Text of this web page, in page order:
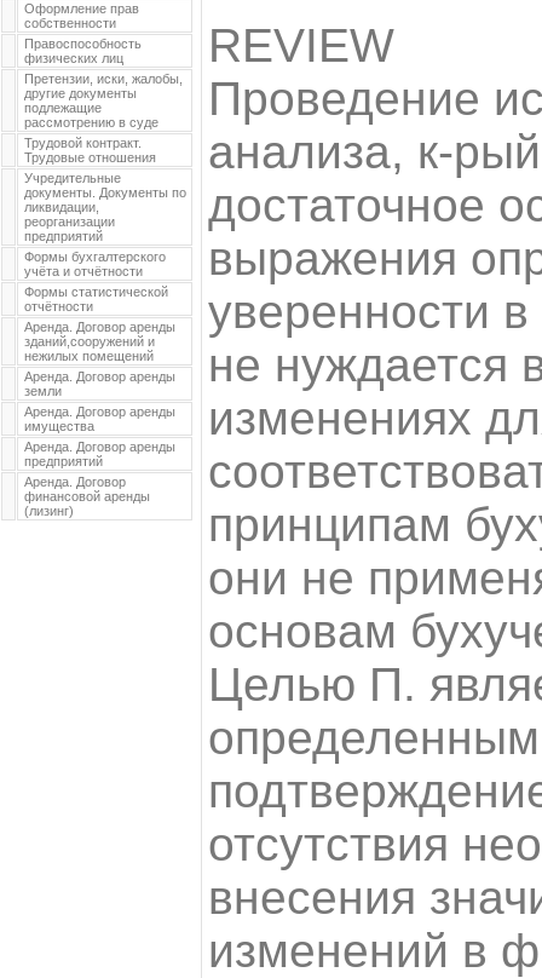
Оформление прав
собственности
Правоспособность
физических лиц
Претензии, иски, жалобы,
другие документы
подлежащие
рассмотрению в суде
Трудовой контракт.
Трудовые отношения
Учредительные
документы. Документы по
ликвидации,
реорганизации
предприятий
Формы бухгалтерского
учёта и отчётности
Формы статистической
отчётности
Аренда. Договор аренды
зданий,сооружений и
нежилых помещений
Аренда. Договор аренды
земли
Аренда. Договор аренды
имущества
Аренда. Договор аренды
предприятий
Аренда. Договор
финансовой аренды
(лизинг)
REVIEW
Проведение
анализа, к-
достаточное
выражения
уверенности в
не нуждается
изменениях
принципам
они не
основам
Целью П.
отсутствия
внесения
изменений в